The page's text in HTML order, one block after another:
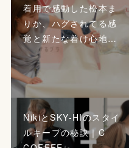
着用で感動した松本ま
りか、ハグされてる感
覚と新たな着け心地…
NikiとSKY-HIのスタイ
ルキープの秘訣｜C